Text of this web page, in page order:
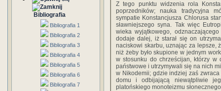
Bibliografia
Bibliografia 1
Bibliografia 2
Bibliografia 3
Bibliografia 4
Bibliografia 5
Bibliografia 6
Bibliografia 7
Z tego punktu widzenia rola
poprzedników; nauka tradycyjna
sympatie Konstancjusza Chlorusa
sławniejszego sy­na. Tak więc
wieka wyjątkowego,
dodaje dalej, iż starał się on
naciskowi skarbu, uznając za lepsze,
niż żeby było skupione w jednym
w stosunku do chrześcijan, którzy w
państwowe i utrzymywali się na nich
w Nikodemii; gdzie indziej zaś
domu i odbijającą niewątpliwie
platońskiego monoteizmu